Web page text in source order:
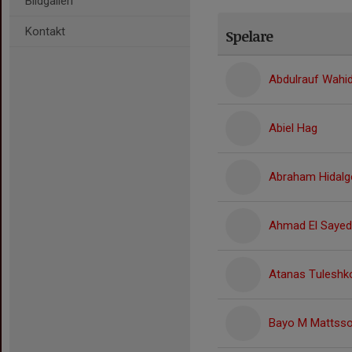
Kontakt Spelare
Abdulrauf
Abiel Hag
Abraham
Ahmad El Sayed
Atanas
Bayo M